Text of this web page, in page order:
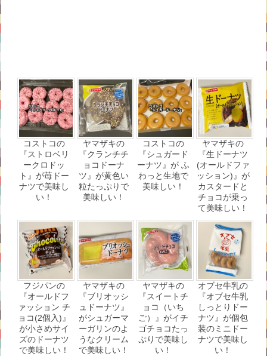
コストコの
『ストロベリ
ークロドッ
ト』が苺ドー
ナツで美味し
い！
ヤマザキの
『クランチチ
ョコドーナ
ツ』が黄色い
粒たっぷりで
美味しい！
コストコの
『シュガード
ーナツ』が ふ
わっと生地で
美味しい！
ヤマザキの
『生ドーナツ
(オールドファ
ッション)』が
カスタードと
チョコが乗っ
て美味しい！
フジパンの
『オールドフ
ァッション チ
ョコ(2個入)』
が小さめサイ
ズのドーナツ
で美味しい！
ヤマザキの
『ブリオッシ
ュドーナツ』
がシュガーマ
ーガリンのよ
うなクリーム
で美味しい！
ヤマザキの
『スイートチ
ョコ（いち
ご）』がイチ
ゴチョコたっ
ぷりで美味し
い！
オブセ牛乳の
『オブセ牛乳
しっとりドー
ナツ』が個包
装のミニドー
ナツで美味し
い！